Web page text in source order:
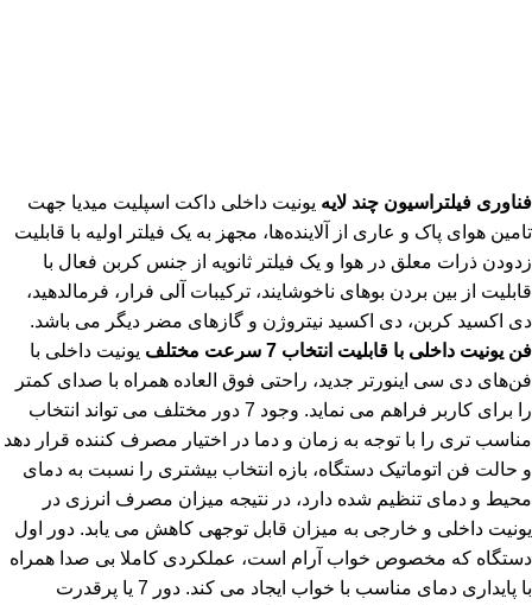
فناوری فیلتراسیون چند لایه یونیت داخلی داکت اسپلیت میدیا جهت
تامین هوای پاک و عاری از آلاینده‌ها، مجهز به یک فیلتر اولیه با قابلیت
زدودن ذرات معلق در هوا و یک فیلتر ثانویه از جنس کربن فعال با
قابلیت از بین بردن بوهای ناخوشایند، ترکیبات آلی فرار، فرمالدهید،
دی اکسید کربن، دی اکسید نیتروژن و گازهای مضر دیگر می باشد.
فن یونیت داخلی با قابلیت انتخاب 7 سرعت مختلف
یونیت داخلی با
فن‌های دی سی اینورتر جدید، راحتی فوق العاده همراه با صدای کمتر
را برای کاربر فراهم می نماید. وجود 7 دور مختلف می تواند انتخاب
مناسب تری را با توجه به زمان و دما در اختیار مصرف کننده قرار دهد
و حالت فن اتوماتیک دستگاه، بازه انتخاب بیشتری را نسبت به دمای
محیط و دمای تنظیم شده دارد، در نتیجه میزان مصرف انرزی در
یونیت داخلی و خارجی به میزان قابل توجهی کاهش می یابد. دور اول
دستگاه که مخصوص خواب آرام است، عملکردی کاملا بی صدا همراه
با پایداری دمای مناسب با خواب ایجاد می کند. دور 7 یا پرقدرت